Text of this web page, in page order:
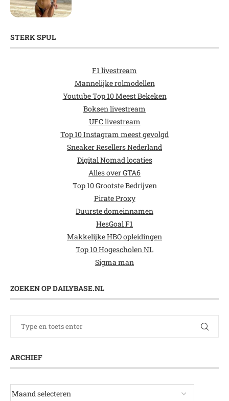
STERK SPUL
F1 livestream
Mannelijke rolmodellen
Youtube Top 10 Meest Bekeken
Boksen livestream
UFC livestream
Top 10 Instagram meest gevolgd
Sneaker Resellers Nederland
Digital Nomad locaties
Alles over GTA6
Top 10 Grootste Bedrijven
Pirate Proxy
Duurste domeinnamen
HesGoal F1
Makkelijke HBO opleidingen
Top 10 Hogescholen NL
Sigma man
ZOEKEN OP DAILYBASE.NL
ARCHIEF